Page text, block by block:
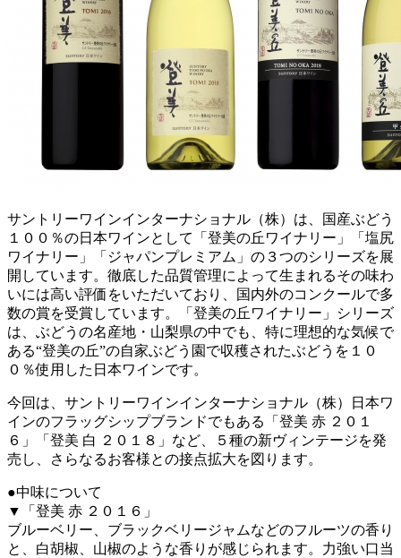
サントリーワインインターナショナル（株）は、国産ぶどう
１００％の日本ワインとして「登美の丘ワイナリー」「塩尻
ワイナリー」「ジャパンプレミアム」の３つのシリーズを展
開しています。徹底した品質管理によって生まれるその味わ
いには高い評価をいただいており、国内外のコンクールで多
数の賞を受賞しています。「登美の丘ワイナリー」シリーズ
は、ぶどうの名産地・山梨県の中でも、特に理想的な気候で
ある“登美の丘”の自家ぶどう園で収穫されたぶどうを１０
０％使用した日本ワインです。
今回は、サントリーワインインターナショナル（株）日本ワ
インのフラッグシップブランドでもある「登美 赤 ２０１
６」「登美 白 ２０１８」など、５種の新ヴィンテージを発
売し、さらなるお客様との接点拡大を図ります。
●中味について
▼「登美 赤 ２０１６」
ブルーベリー、ブラックベリージャムなどのフルーツの香り
と、白胡椒、山椒のような香りが感じられます。力強い口当